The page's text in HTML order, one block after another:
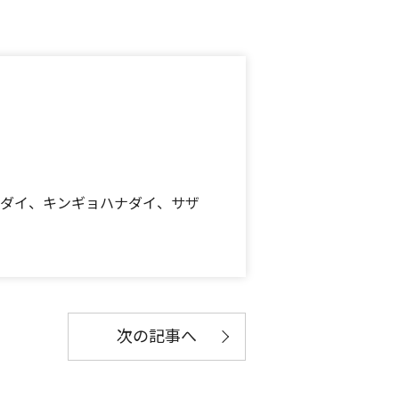
イ、キンギョハナダイ、サザ
次の記事へ